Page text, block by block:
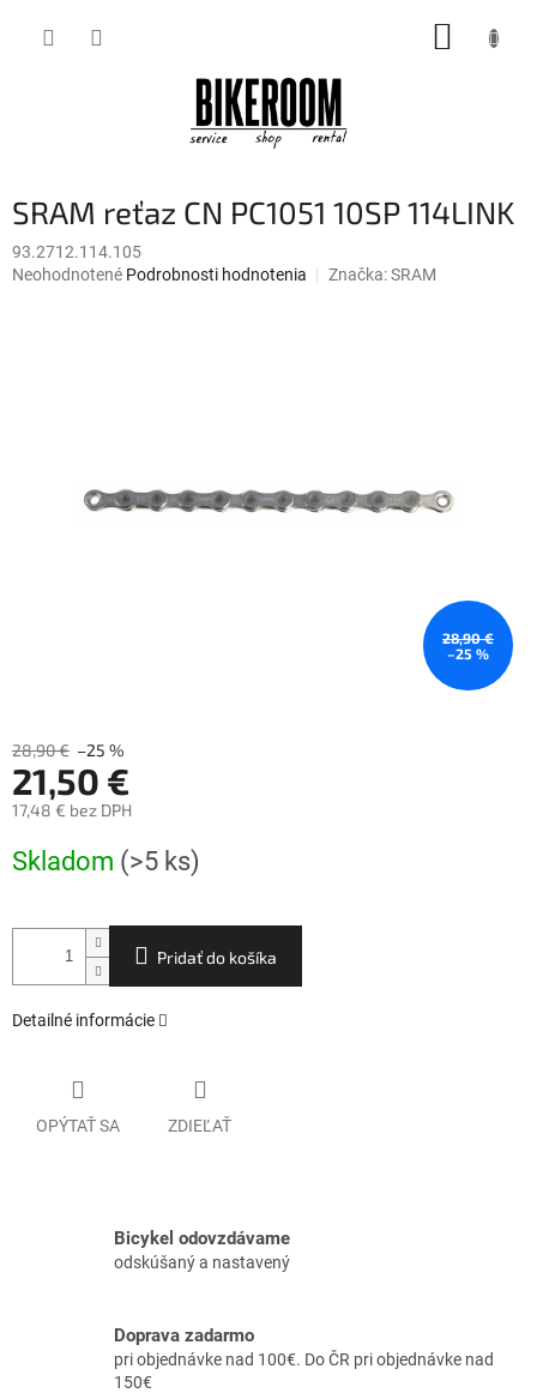
SRAM reťaz CN PC1051 10SP 114LINK
93.2712.114.105
Priemerné
Neohodnotené Podrobnosti hodnotenia Značka:SRAM
28,90 €
–25 %
28,90 € –25 %
21,50 €
17,48 € bez DPH
cena:
Skladom (>5 ks)
Pridať do košíka
Detailné informácie
OPÝTAŤ SA ZDIEĽAŤ
Bicykel odovzdávame
odskúšaný a nastavený
Doprava zadarmo
pri objednávke nad 100€. Do ČR pri objednávke nad
150€